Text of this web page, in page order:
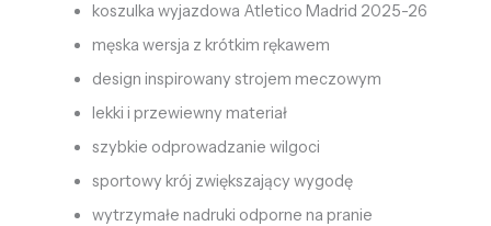
koszulka wyjazdowa Atletico Madrid 2025-26
męska wersja z krótkim rękawem
design inspirowany strojem meczowym
lekki i przewiewny materiał
szybkie odprowadzanie wilgoci
sportowy krój zwiększający wygodę
wytrzymałe nadruki odporne na pranie